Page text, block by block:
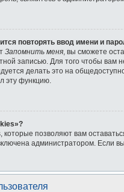
повторять ввод имени и
Запомнить меня, вы сможете
записью. Для того чтобы
делать это на
эту функцию.
позволяют вам
администратором. Если